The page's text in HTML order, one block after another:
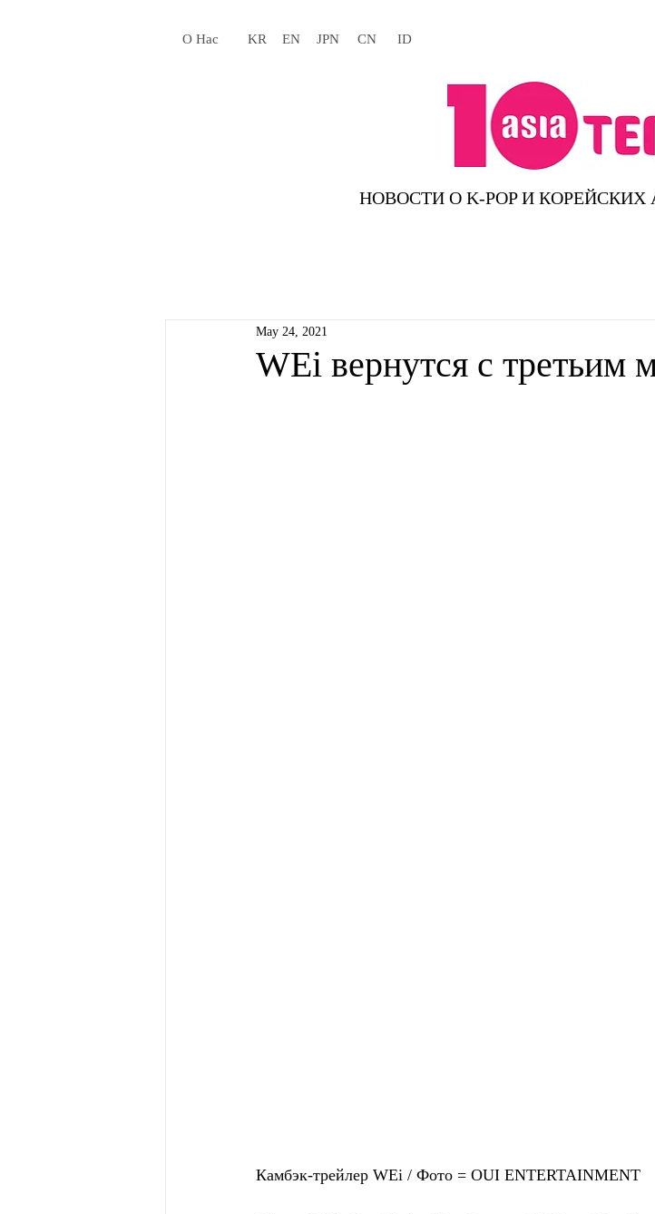
О Нас KR EN JPN CN ID
НОВОСТИ О K-POP И КОРЕЙСКИХ
WEi вернутся с третьим
May 24, 2021
Камбэк-трейлер WEi / Фото = OUI ENTERTAINMENT